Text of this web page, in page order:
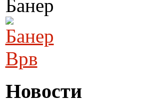
Врв
Новости